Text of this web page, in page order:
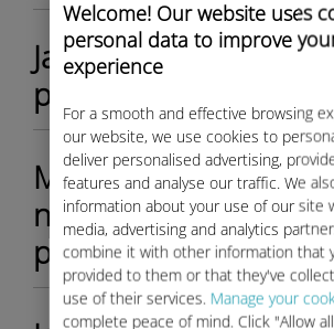
Welcome! Our website uses
personal data to improve
experience
For a smooth and effective browsing
our website, we use cookies to
deliver personalised advertising,
features and analyse our traffic. We
information about your use of our site
media, advertising and analytics
combine it with other information that
provided to them or that they've
use of their services. Manage your
complete peace of mind. Click "Allow
Jak si mám vytvořit
pro své BMW?
Moje e-mailová
nebyla k vytvoření
přijata. Co mám